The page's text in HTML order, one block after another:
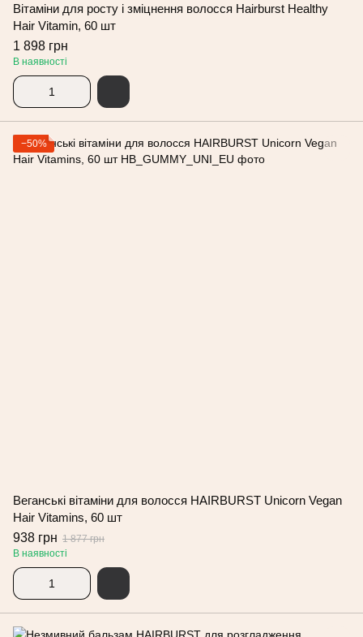
Вітаміни для росту і зміцнення волосся Hairburst Healthy
Hair Vitamin, 60 шт
1 898 грн
В наявності
−50%
Веганські вітаміни для волосся HAIRBURST Unicorn Vegan
Hair Vitamins, 60 шт
938 грн 1 877 грн
В наявності